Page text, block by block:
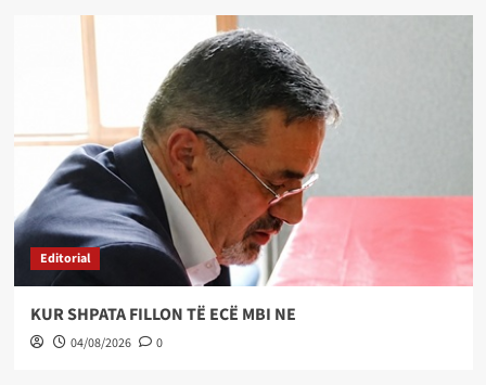
Editorial
KUR SHPATA FILLON TË ECË MBI NE
04/08/2026 0